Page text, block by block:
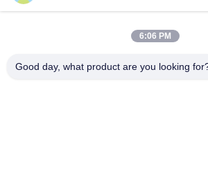
Portable Industrial Screw Compressor
22kw Drive ζωνών φραγμών
6:06 PM
Good day, what product are you looking